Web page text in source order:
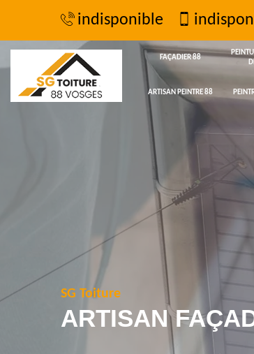
indisponible
FAÇADIER 88
ARTISAN PEINTRE 88
SG Toiture
ARTISAN